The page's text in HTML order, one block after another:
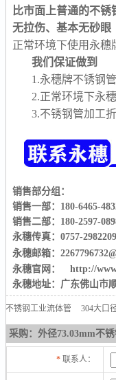
比市面上普通的不
无拉伤、基本无砂眼
正常环境下使用永穗
我们保证做到
1.永穗牌不锈钢
2.正常环境下永
3.不锈钢管加工
销售部分组：
销售一部：180-6465-
销售二部：180-2597-
永穗传真：0757-
永穗邮箱：
永穗官网： http://
永穗地址：广东佛山市
不锈钢工业流体管 304大口
采购：外径73.03mm不
* 联系人：